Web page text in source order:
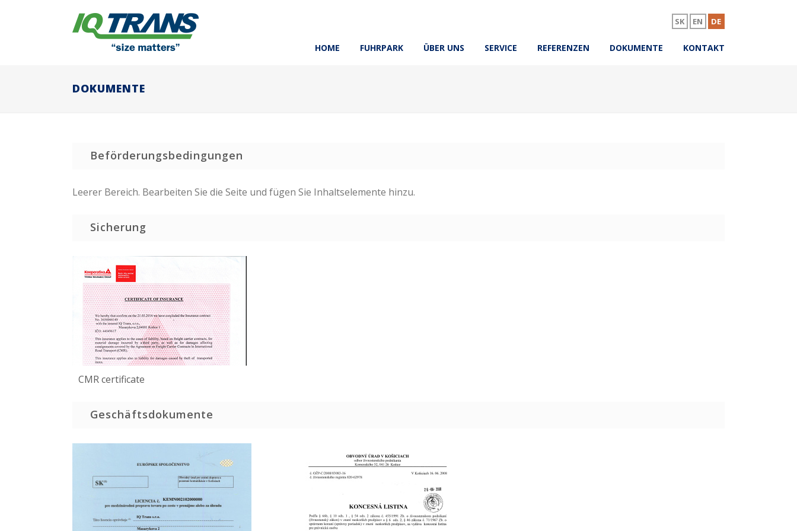
SK EN DE
HOME FUHRPARK ÜBER UNS SERVICE REFERENZEN DOKUMENTE KONTAKT
DOKUMENTE
Beförderungsbedingungen
Leerer Bereich. Bearbeiten Sie die Seite und fügen Sie Inhaltselemente hinzu.
Sicherung
CMR certificate
Geschäftsdokumente